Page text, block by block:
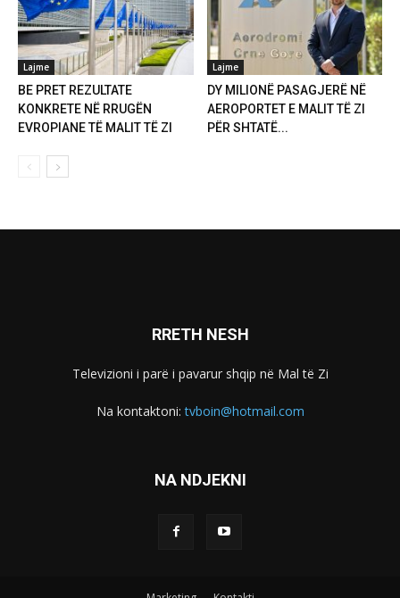
Lajme
BE PRET REZULTATE
KONKRETE NË RRUGËN
EVROPIANE TË MALIT TË ZI
Lajme
DY MILIONË PASAGJERË NË
AEROPORTET E MALIT TË ZI
PËR SHTATË...
RRETH NESH
Televizioni i parë i pavarur shqip në Mal të Zi
Na kontaktoni:tvboin@hotmail.com
NA NDJEKNI